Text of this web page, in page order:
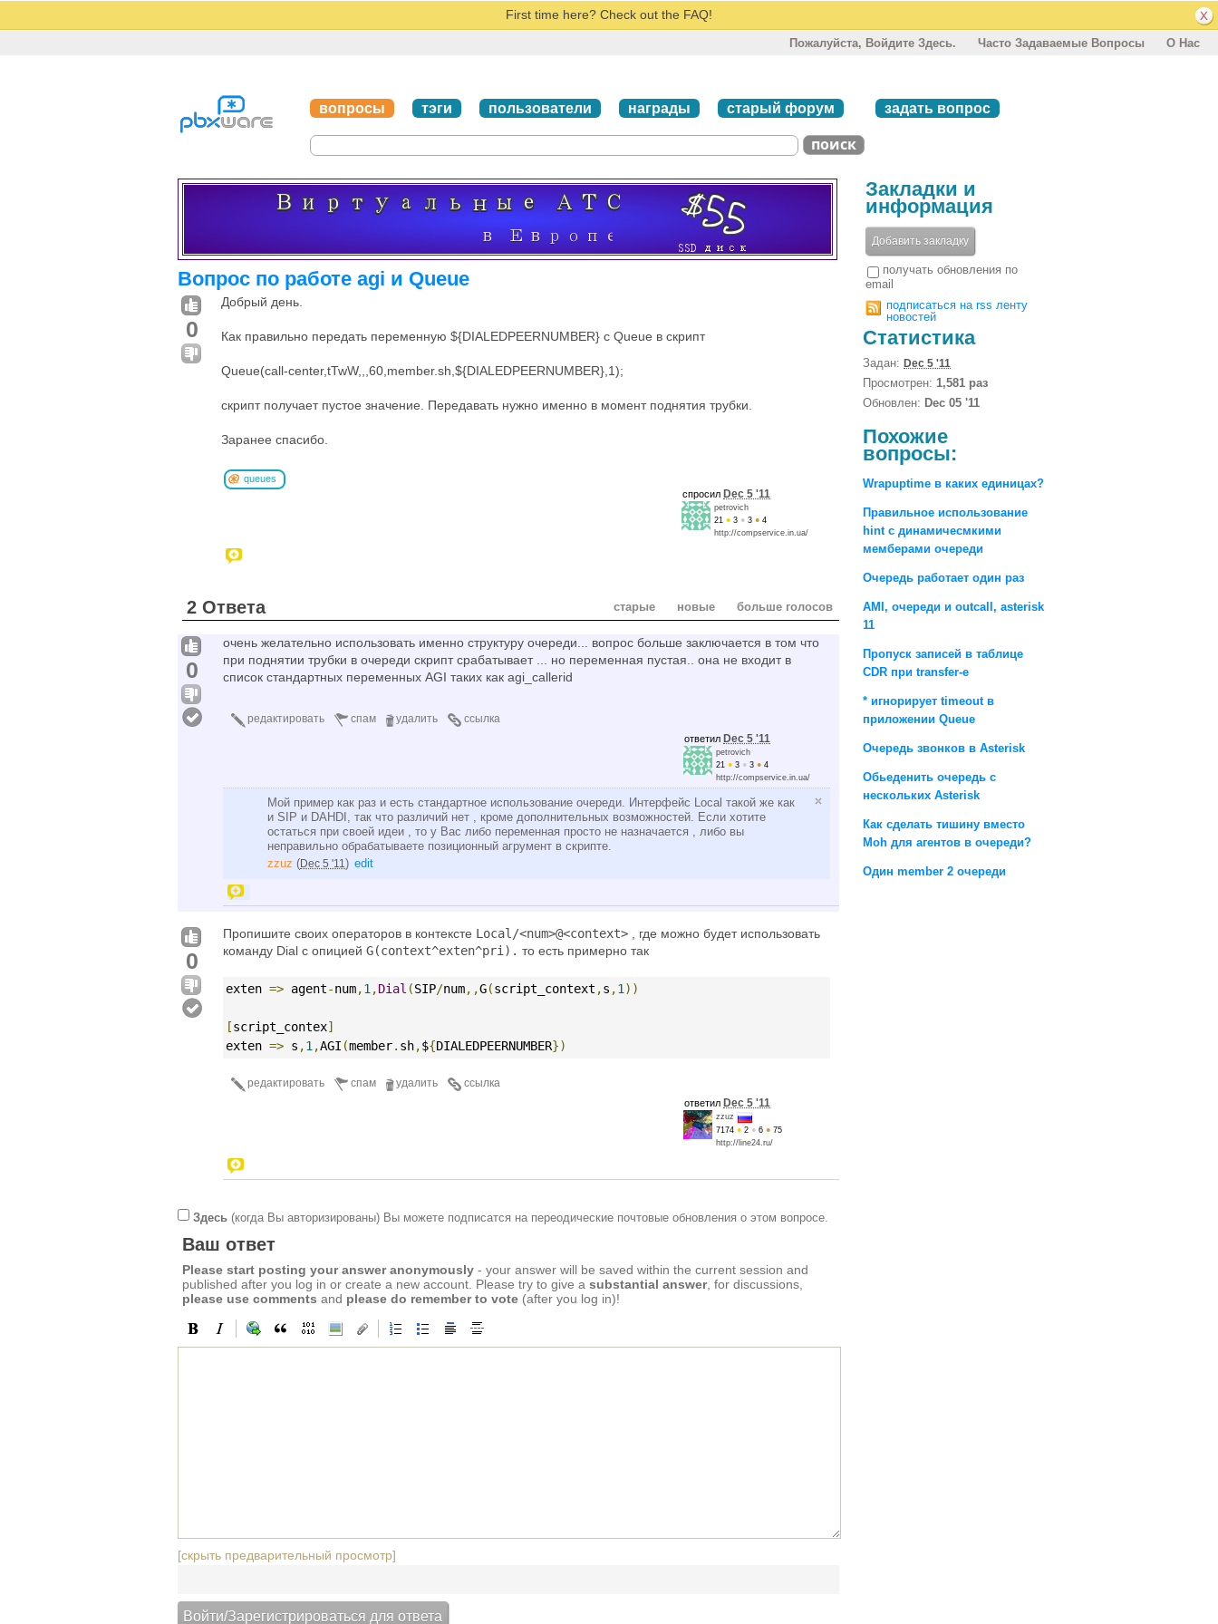
First time here? Check out the FAQ!
Пожалуйста, Войдите Здесь. Часто Задаваемые Вопросы О Нас
вопросы тэги пользователи награды старый форум задать вопрос
Вопрос по работе agi и Queue
0
Добрый день.
Как правильно передать переменную ${DIALEDPEERNUMBER} с Queue в скрипт
Queue(call-center,tTwW,,,60,member.sh,${DIALEDPEERNUMBER},1);
скрипт получает пустое значение. Передавать нужно именно в момент поднятия трубки.
Заранее спасибо.
queues
спросил Dec 5 '11
petrovich
21 ● 3 ● 3 ● 4
http://compservice.in.ua/
2 Ответа старые новые больше голосов
0
очень желательно использовать именно структуру очереди... вопрос больше заключается в том что
при поднятии трубки в очереди скрипт срабатывает ... но переменная пустая.. она не входит в
список стандартных переменных AGI таких как agi_callerid
ссылка
удалить
спам
редактировать
ответил Dec 5 '11
petrovich
21 ● 3 ● 3 ● 4
http://compservice.in.ua/
Мой пример как раз и есть стандартное использование очереди. Интерфейс Local такой же как
и SIP и DAHDI, так что различий нет , кроме дополнительных возможностей. Если хотите
остаться при своей идеи , то у Вас либо переменная просто не назначается , либо вы
неправильно обрабатываете позиционный агрумент в скрипте.
zzuz (Dec 5 '11 ) edit
0
Пропишите своих операторов в контексте Local/<num>@<context> , где можно будет использовать
команду Dial с опицией G(context^exten^pri). то есть примерно так
exten => agent-num,1 ,Dial (SIP/num,,G(script_context ,s ,1 ))
[script_contex]
exten => s ,1 ,AGI (member. sh,${DIALEDPEERNUMBER})
ссылка
удалить
спам
редактировать
ответил Dec 5 '11
zzuz
7174 ● 2 ● 6 ● 75
http://line24.ru/
Здесь (когда Вы авторизированы) Вы можете подписатся на переодические почтовые обновления о этом вопросе.
Ваш ответ
Please start posting your answer anonymously - your answer will be saved within the current session and
published after you log in or create a new account. Please try to give a substantial answer, for discussions,
please use comments and please do remember to vote (after you log in)!
[скрыть предварительный просмотр]
Закладки и
информация
Добавить закладку
получать обновления по
email
подписаться на rss ленту
новостей
Статистика
Задан: Dec 5 '11
Просмотрен: 1,581 раз
Обновлен: Dec 05 '11
Похожие
вопросы:
Wrapuptime в каких единицах?
Правильное использование
hint с динамичесмкими
мемберами очереди
Очередь работает один раз
AMI, очереди и outcall, asterisk
11
Пропуск записей в таблице
CDR при transfer-е
* игнорирует timeout в
приложении Queue
Очередь звонков в Asterisk
Обьеденить очередь с
нескольких Asterisk
Как сделать тишину вместо
Moh для агентов в очереди?
Один member 2 очереди